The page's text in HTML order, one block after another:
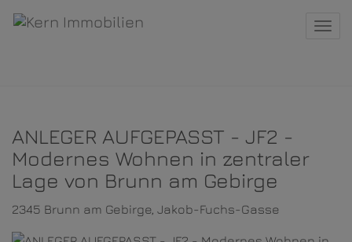
ANLEGER AUFGEPASST - JF2 -
Modernes Wohnen in zentraler
Lage von Brunn am Gebirge
2345 Brunn am Gebirge , Jakob-Fuchs-Gasse